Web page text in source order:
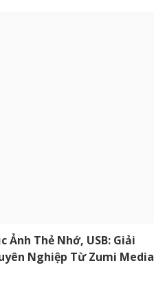
Ảnh Thẻ Nhớ, USB: Giải
Nghiệp Từ Zumi Media